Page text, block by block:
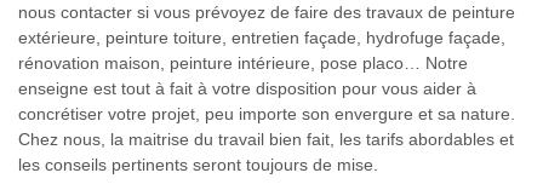
nous contacter si vous prévoyez de faire des travaux de peinture
extérieure, peinture toiture, entretien façade, hydrofuge façade,
rénovation maison, peinture intérieure, pose placo… Notre
enseigne est tout à fait à votre disposition pour vous aider à
concrétiser votre projet, peu importe son envergure et sa nature.
Chez nous, la maitrise du travail bien fait, les tarifs abordables et
les conseils pertinents seront toujours de mise.